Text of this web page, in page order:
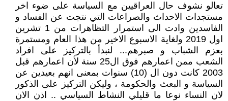
تعالو نشوف حال العراقيين مع السياسة على ضوء اخر
مستجدات الاحداث والصراعات التي نتجت عن الفساد و
الفاسدين وادت الى استمرار التظاهرات من 1 تشرين
اول 2019 ولغاية الاسبوع الاخير من هذا العام ومستمرة
بعزم الشباب و صبرهم... لنبدأ بالتركيز على افراد
الشعب ممن اعمارهم فوق ال25 سنة لأن اعمارهم قبل
2003 كانت دون ال (10) سنوات بمعنى انهم بعيدين عن
السياسة و البعث والحكومة ، وليكن التركيز على الذكور
لان النساء نوعا ما قليلي النشاط السياسي .. اذن الان